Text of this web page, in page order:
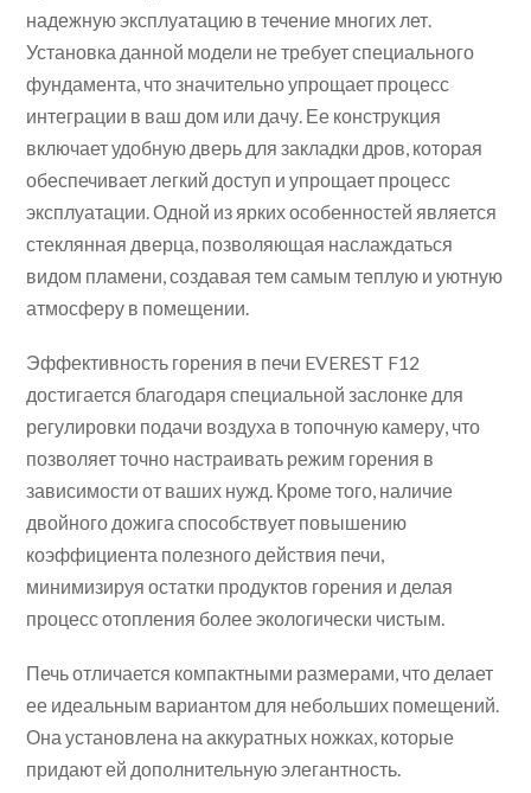
надежную эксплуатацию в течение многих лет.
Установка данной модели не требует специального
фундамента, что значительно упрощает процесс
интеграции в ваш дом или дачу. Ее конструкция
включает удобную дверь для закладки дров, которая
обеспечивает легкий доступ и упрощает процесс
эксплуатации. Одной из ярких особенностей является
стеклянная дверца, позволяющая наслаждаться
видом пламени, создавая тем самым теплую и уютную
атмосферу в помещении.
Эффективность горения в печи EVEREST F12
достигается благодаря специальной заслонке для
регулировки подачи воздуха в топочную камеру, что
позволяет точно настраивать режим горения в
зависимости от ваших нужд. Кроме того, наличие
двойного дожига способствует повышению
коэффициента полезного действия печи,
минимизируя остатки продуктов горения и делая
процесс отопления более экологически чистым.
Печь отличается компактными размерами, что делает
ее идеальным вариантом для небольших помещений.
Она установлена на аккуратных ножках, которые
придают ей дополнительную элегантность.